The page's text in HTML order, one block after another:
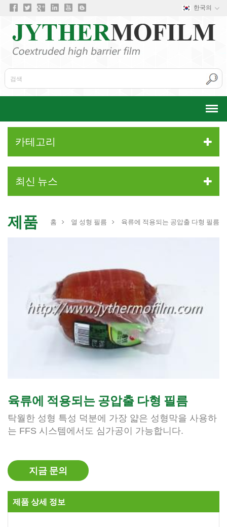
한국의
카테고리
최신 뉴스
제품 홈 열 성형 필름 육류에 적용되는 공압출 다형 필름
육류에 적용되는 공압출 다형 필름
탁월한 성형 특성 덕분에 가장 얇은 성형막을 사용하
는 FFS 시스템에서도 심가공이 가능합니다.
지금 문의
제품 상세 정보